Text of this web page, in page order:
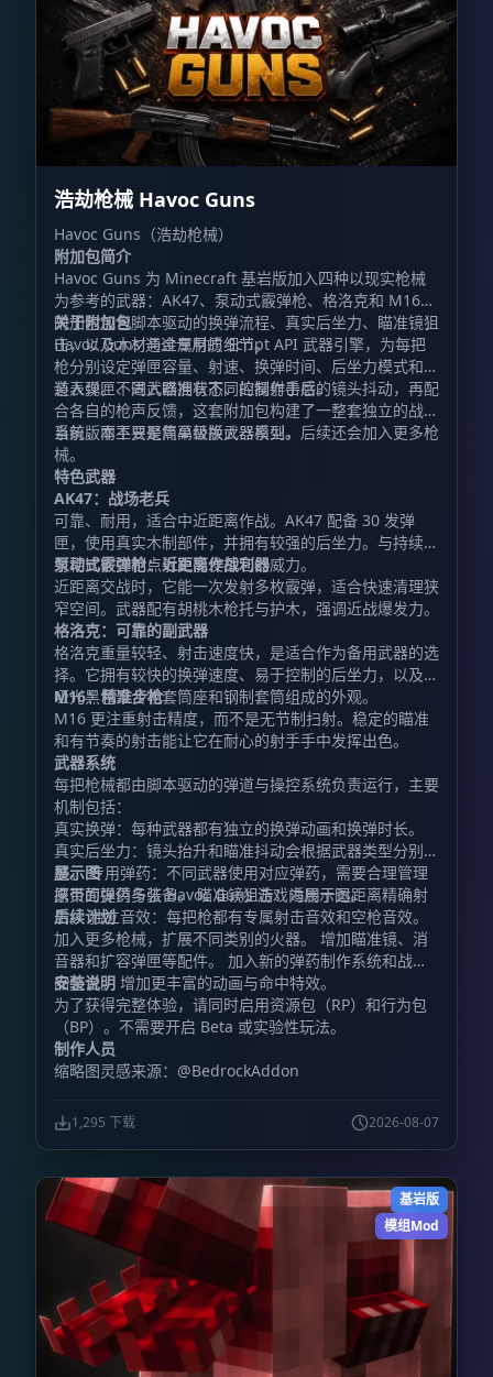
浩劫枪械 Havoc Guns
Havoc Guns（浩劫枪械）
附加包简介
Havoc Guns 为 Minecraft 基岩版加入四种以现实枪械
为参考的武器：AK47、泵动式霰弹枪、格洛克和 M16。
附加包包含脚本驱动的换弹流程、真实后坐力、瞄准镜狙
击，以及木材与金属材质细节。
关于附加包
Havoc Guns 通过专用的 Script API 武器引擎，为每把
枪分别设定弹匣容量、射速、换弹时间、后坐力模式和弹
道表现。不同武器拥有不同的操作手感。
装入弹匣、进入瞄准状态、控制射击后的镜头抖动，再配
合各自的枪声反馈，这套附加包构建了一整套独立的战斗
系统，而不只是简单替换武器模型。
当前版本主要聚焦高级版火器系列，后续还会加入更多枪
械。
特色武器
AK47：战场老兵
可靠、耐用，适合中近距离作战。AK47 配备 30 发弹
匣，使用真实木制部件，并拥有较强的后坐力。与持续扫
射相比，控制点射更能发挥它的威力。
泵动式霰弹枪：近距离作战利器
近距离交战时，它能一次发射多枚霰弹，适合快速清理狭
窄空间。武器配有胡桃木枪托与护木，强调近战爆发力。
格洛克：可靠的副武器
格洛克重量较轻、射击速度快，是适合作为备用武器的选
择。它拥有较快的换弹速度、易于控制的后坐力，以及由
哑光黑色聚合物套筒座和钢制套筒组成的外观。
M16：精准步枪
M16 更注重射击精度，而不是无节制扫射。稳定的瞄准
和有节奏的射击能让它在耐心的射手手中发挥出色。
武器系统
每把枪械都由脚本驱动的弹道与操控系统负责运行，主要
机制包括：
真实换弹：每种武器都有独立的换弹动画和换弹时长。
真实后坐力：镜头抬升和瞄准抖动会根据武器类型分别调
整。 专用弹药：不同武器使用对应弹药，需要合理管理
携带的弹药与装备。 瞄准镜狙击：适用于远距离精确射
击。 独立音效：每把枪都有专属射击音效和空枪音效。
展示图
原页面提供多张 Havoc Guns 游戏内展示图。
后续计划
加入更多枪械，扩展不同类别的火器。 增加瞄准镜、消
音器和扩容弹匣等配件。 加入新的弹药制作系统和战利
品整合。 增加更丰富的动画与命中特效。
安装说明
为了获得完整体验，请同时启用资源包（RP）和行为包
（BP）。不需要开启 Beta 或实验性玩法。
制作人员
缩略图灵感来源：@BedrockAddon
1,295 下载 2026-08-07
基岩版
模组Mod